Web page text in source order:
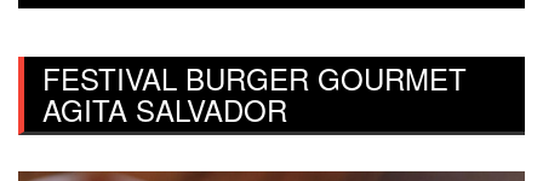
FESTIVAL BURGER GOURMET
AGITA SALVADOR